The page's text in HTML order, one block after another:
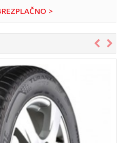
>